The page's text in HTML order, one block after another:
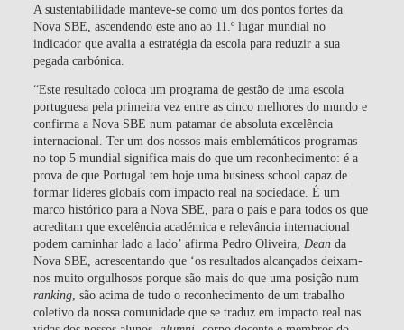
A sustentabilidade manteve-se como um dos pontos fortes da
Nova SBE, ascendendo este ano ao 11.º lugar mundial no
indicador que avalia a estratégia da escola para reduzir a sua
pegada carbónica.
“Este resultado coloca um programa de gestão de uma escola
portuguesa pela primeira vez entre as cinco melhores do mundo e
confirma a Nova SBE num patamar de absoluta excelência
internacional. Ter um dos nossos mais emblemáticos programas
no top 5 mundial significa mais do que um reconhecimento: é a
prova de que Portugal tem hoje uma business school capaz de
formar líderes globais com impacto real na sociedade. É um
marco histórico para a Nova SBE, para o país e para todos os que
acreditam que excelência académica e relevância internacional
podem caminhar lado a lado’ afirma Pedro Oliveira, Deanda
Nova SBE, acrescentando que ‘os resultados alcançados deixam-
nos muito orgulhosos porque são mais do que uma posição num
ranking, são acima de tudo o reconhecimento de um trabalho
coletivo da nossa comunidade que se traduz em impacto real nas